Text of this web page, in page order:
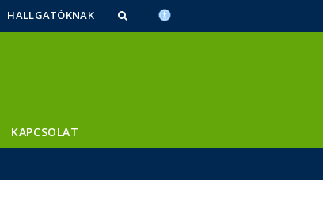
HALLGATÓKNAK
KAPCSOLAT